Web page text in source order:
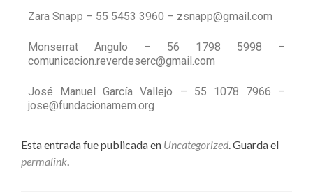
Zara Snapp – 55 5453 3960 – zsnapp@gmail.com
Monserrat Angulo – 56 1798 5998 –
comunicacion.reverdeserc@gmail.com
José Manuel García Vallejo – 55 1078 7966 –
jose@fundacionamem.org
Esta entrada fue publicada en Uncategorized. Guarda el
permalink.